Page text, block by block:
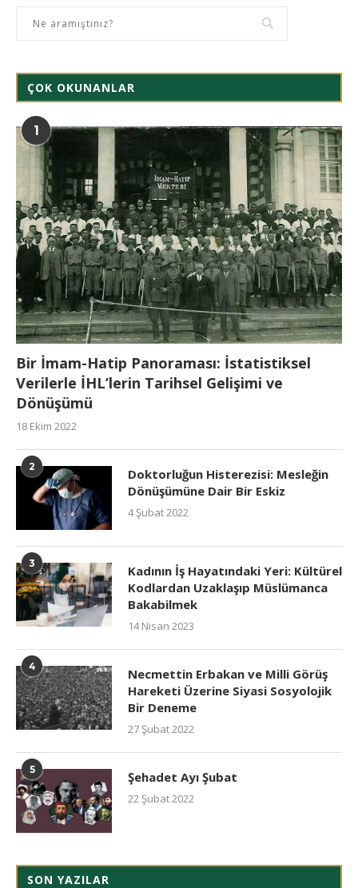
ÇOK OKUNANLAR
1
Bir İmam-Hatip Panoraması: İstatistiksel
Verilerle İHL’lerin Tarihsel Gelişimi ve
Dönüşümü
18 Ekim 2022
2
Doktorluğun Histerezisi: Mesleğin
Dönüşümüne Dair Bir Eskiz
4 Şubat 2022
3
Kadının İş Hayatındaki Yeri: Kültürel
Kodlardan Uzaklaşıp Müslümanca
Bakabilmek
14 Nisan 2023
4
Necmettin Erbakan ve Milli Görüş
Hareketi Üzerine Siyasi Sosyolojik
Bir Deneme
27 Şubat 2022
5 Şehadet Ayı Şubat
22 Şubat 2022
SON YAZILAR